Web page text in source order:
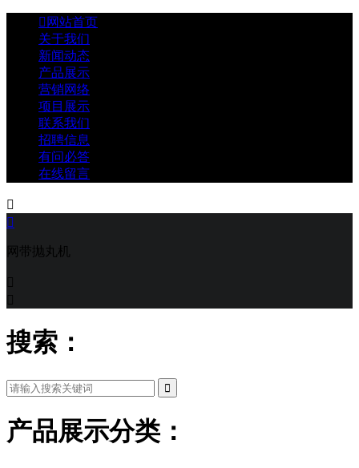
 网站首页
关于我们
新闻动态
产品展示
营销网络
项目展示
联系我们
招聘信息
有问必答
在线留言


网带抛丸机


搜索：
产品展示分类：